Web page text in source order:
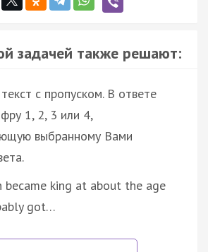
задачей также решают:
с пропуском. В ответе
1, 2, 3 или 4,
выбранному Вами
became king at about the age
got…